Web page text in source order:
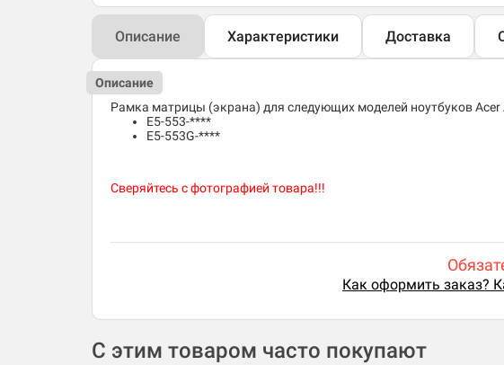
Описание Характеристики Доставка
Описание
Рамка матрицы (экрана) для следующих моделей ноутбуков Acer
E5-553-****
E5-553G-****
Сверяйтесь с фотографией товара!!!
Как оформить заказ?
С этим товаром часто покупают